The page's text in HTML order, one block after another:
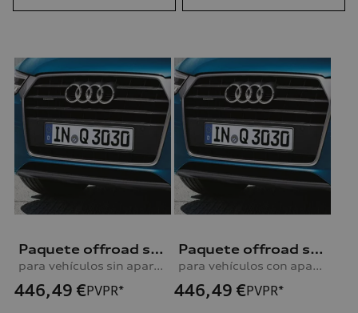
Paquete offroad style, rejilla protectora del radiador Q3
para vehículos sin aparcamiento asistido plus y sin asistente de dirección de aparcamiento
446,49 €PVPR*
Paquete offroad style, rejilla protectora del radiador Q3
para vehículos con aparcamiento asistido plus
446,49 €PVPR*